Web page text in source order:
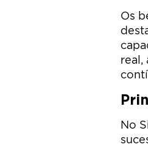
Os
real,
No